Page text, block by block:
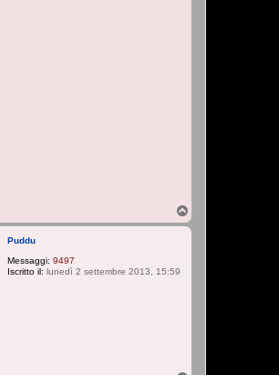
o
p
Puddu
Messaggi: 9497
Iscritto il: lunedì 2 settembre 2013, 15:59